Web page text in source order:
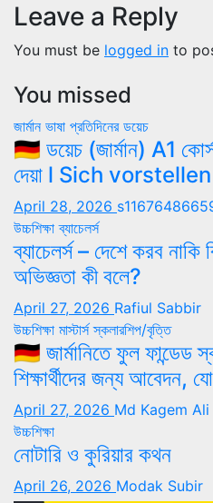
Leave a Reply
You must be logged in to
You missed
জার্মান ভাষা প্রতিদিনের ডয়েচ
🇩🇪 ডয়েচ (জার্মান) A1
দেয়া l Sich vorstellen
April 28, 2026
উচ্চশিক্ষাব্যাচেলর্স
ব্যাচেলর্স – দেশে করব নাকি
অভিজ্ঞতা কী বলে?
April 27, 2026 Rafiul Sabbir
উচ্চশিক্ষা মাস্টার্সস্কলারশিপ/বৃত্তি
🇩🇪 জার্মানিতে ফুল ফান্ডেড
শিক্ষার্থীদের জন্য আবেদন,
April 27, 2026 Md Kagem Ali
উচ্চশিক্ষা
নোটারি ও কুরিয়ার কথন
April 26, 2026 Modak Subir